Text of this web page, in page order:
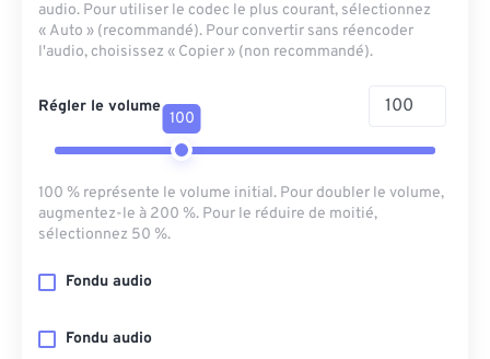
audio. Pour utiliser le codec le plus courant, sélectionnez
« Auto » (recommandé). Pour convertir sans réencoder
l'audio, choisissez « Copier » (non recommandé).
Régler le volume
100
100 % représente le volume initial. Pour doubler le volume,
augmentez-le à 200 %. Pour le réduire de moitié,
sélectionnez 50 %.
Fondu audio
Fondu audio